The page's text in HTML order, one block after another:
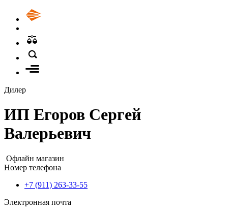
Дилер
ИП Егоров Сергей
Валерьевич
Офлайн магазин
Номер телефона
+7 (911) 263-33-55
Электронная почта